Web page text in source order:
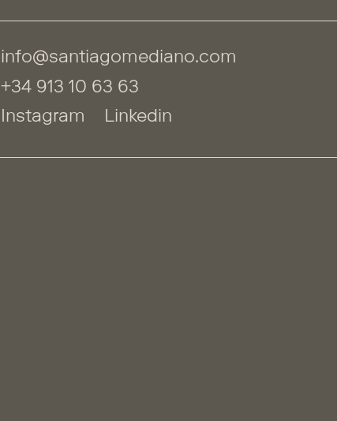
info@santiagomediano.com
+34 913 10 63 63
Instagram
Linkedin